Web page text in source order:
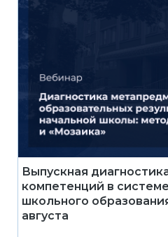
Выпускная
компетенций в
школьного
августа